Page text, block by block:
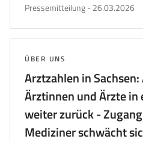
Pressemitteilungveröffentlicht
- 26.03.2026
Arztzahlen in
Ärztinnen und Ärzte in
weiter zurück -
Mediziner schwächt
THEMA:
ÜBER UNS